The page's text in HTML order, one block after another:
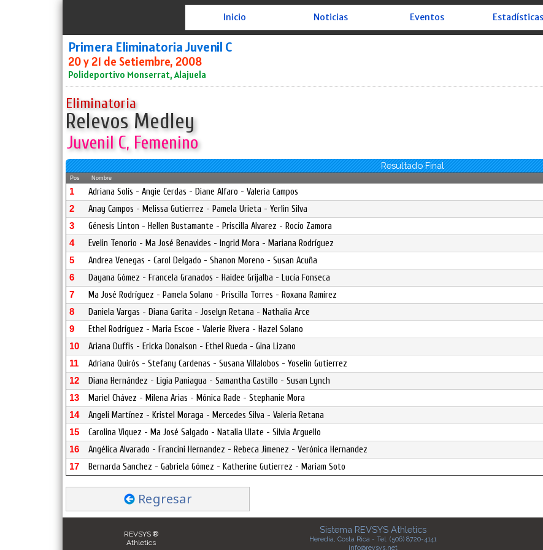
Inicio Noticias Eventos
Primera Eliminatoria Juvenil C
20 y 21 de Setiembre, 2008
Polideportivo Monserrat, Alajuela
Eliminatoria
Relevos Medley
Juvenil C, Femenino
Resultado Final
Pos Nombre
1 Adriana Solís - Angie Cerdas - Diane Alfaro - Valeria Campos
2 Anay Campos - Melissa Gutierrez - Pamela Urieta - Yerlin Silva
3 Génesis Linton - Hellen Bustamante - Priscilla Alvarez - Rocío Zamora
4 Evelin Tenorio - Ma José Benavides - Ingrid Mora - Mariana Rodríguez
5 Andrea Venegas - Carol Delgado - Shanon Moreno - Susan Acuña
6 Dayana Gómez - Francela Granados - Haidee Grijalba - Lucía Fonseca
7 Ma José Rodríguez - Pamela Solano - Priscilla Torres - Roxana Ramírez
8 Daniela Vargas - Diana Garita - Joselyn Retana - Nathalia Arce
9 Ethel Rodríguez - Maria Escoe - Valerie Rivera - Hazel Solano
10 Ariana Duffis - Ericka Donalson - Ethel Rueda - Gina Lizano
11 Adriana Quirós - Stefany Cardenas - Susana Villalobos - Yoselin Gutierrez
12 Diana Hernández - Ligia Paniagua - Samantha Castillo - Susan Lynch
13 Mariel Chávez - Milena Arias - Mónica Rade - Stephanie Mora
14 Angeli Martínez - Kristel Moraga - Mercedes Silva - Valeria Retana
15 Carolina Viquez - Ma José Salgado - Natalia Ulate - Silvia Arguello
16 Angélica Alvarado - Francini Hernandez - Rebeca Jimenez - Verónica Hernandez
17 Bernarda Sanchez - Gabriela Gómez - Katherine Gutierrez - Mariam Soto
Regresar
REVSYS ®
Athletics
Sistema REVSYS Athletics
Heredia, Costa Rica - Tel. (506) 8720-4141
info@revsys.net